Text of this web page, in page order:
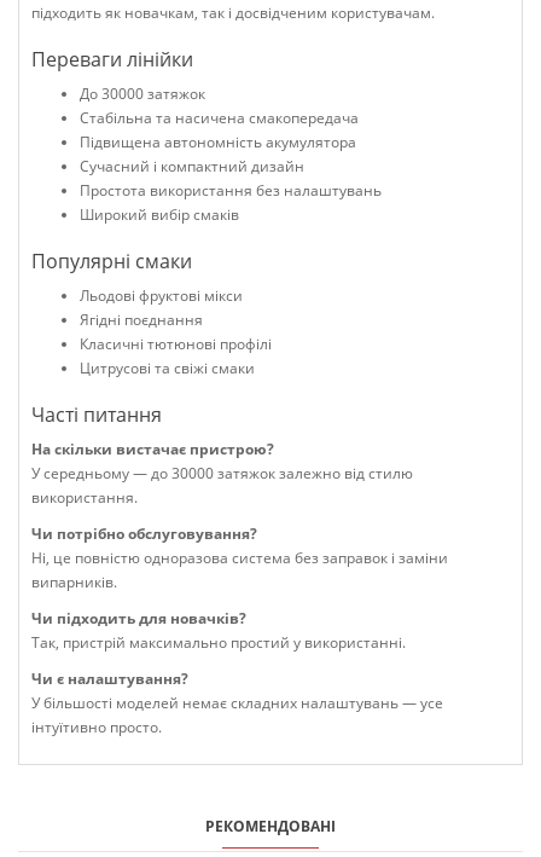
підходить як новачкам, так і досвідченим користувачам.
Переваги лінійки
До 30000 затяжок
Стабільна та насичена смакопередача
Підвищена автономність акумулятора
Сучасний і компактний дизайн
Простота використання без налаштувань
Широкий вибір смаків
Популярні смаки
Льодові фруктові мікси
Ягідні поєднання
Класичні тютюнові профілі
Цитрусові та свіжі смаки
Часті питання
На скільки вистачає пристрою?
У середньому — до 30000 затяжок залежно від стилю
використання.
Чи потрібно обслуговування?
Ні, це повністю одноразова система без заправок і заміни
випарників.
Чи підходить для новачків?
Так, пристрій максимально простий у використанні.
Чи є налаштування?
У більшості моделей немає складних налаштувань — усе
інтуїтивно просто.
РЕКОМЕНДОВАНІ